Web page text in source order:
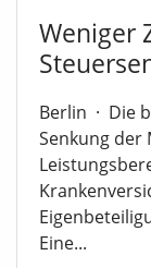
Weniger
Berlin · Die
Senkung der
Eine...